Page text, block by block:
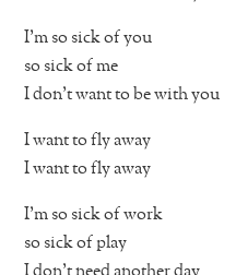
I’m so sick of you
so sick of me
I don’t want to be with you
I want to fly away
I want to fly away
I’m so sick of work
so sick of play